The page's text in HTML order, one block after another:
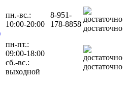
пн.-вс.:
10:00-20:00
8-951-
178-8858 достаточно
пн-пт.:
09:00-18:00
сб.-вс.:
выходной
достаточно